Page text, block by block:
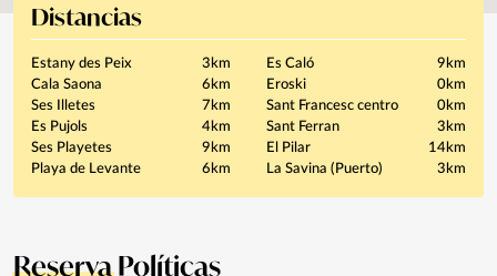
Distancias
Estany des Peix
3km
Cala Saona
6km
Ses Illetes
7km
Es Pujols
4km
Ses Playetes
9km
Playa de Levante
6km
Es Caló
9km
Eroski
0km
Sant Francesc centro
0km
Sant Ferran
3km
El Pilar
14km
La Savina (Puerto)
3km
ReservaPolíticas